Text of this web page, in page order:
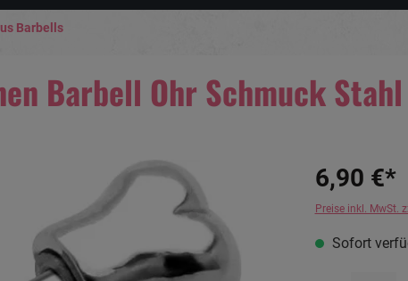
Barbells
Barbell Ohr Schmuck Stahl
6,90 €*
Preise inkl. MwSt.
Sofort